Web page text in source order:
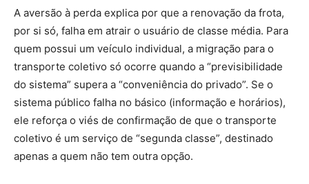
A aversão à perda explica por que a renovação da frota,
por si só, falha em atrair o usuário de classe média. Para
quem possui um veículo individual, a migração para o
transporte coletivo só ocorre quando a “previsibilidade
do sistema” supera a “conveniência do privado”. Se o
sistema público falha no básico (informação e horários),
ele reforça o viés de confirmação de que o transporte
coletivo é um serviço de “segunda classe”, destinado
apenas a quem não tem outra opção.